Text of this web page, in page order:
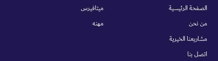
الصفحة الرئيسية
من نحن
مشاريعنا الخيرية
اتصل بنا
ميتافيرس
مهنه